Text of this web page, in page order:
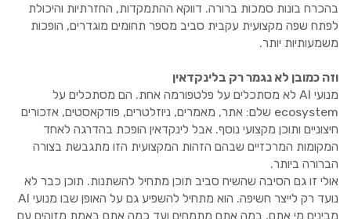
בהכרח בונות סמכות ברורה. דווקא ההתמקדות, החזרתיות והיכולת
לפתח שפה מקצועית עקבית סביב מספר תחומים מוגדרים, הופכות
משמעותיות יותר.
וזה כמובן לא נגמר רק בלינקדאין
מנועי AI לא מסתכלים על פלטפורמה אחת. הם מסתכלים על
ecosystem שלם: אתר, מאמרים, ניוזלטרים, פודקאסטים, אזכורים
חיצוניים ותוכן מקצועי נוסף. אבל לינקדאין הופכת בהדרגה לאחד
המקומות המרכזיים שבהם הזהות המקצועית הזו מתגבשת בצורה
הברורה ביותר.
אולי זו גם הסיבה שהשיח סביב תוכן מתחיל להשתנות. תוכן כבר לא
נועד רק לייצר חשיפה. הוא מתחיל להשפיע גם על האופן שבו מנועי AI
מבינים מי אתם, במה אתם מתמחים ועד כמה אתם באמת מזוהים עם